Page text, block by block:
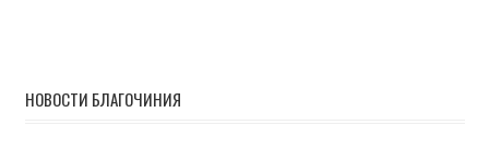
НОВОСТИ БЛАГОЧИНИЯ